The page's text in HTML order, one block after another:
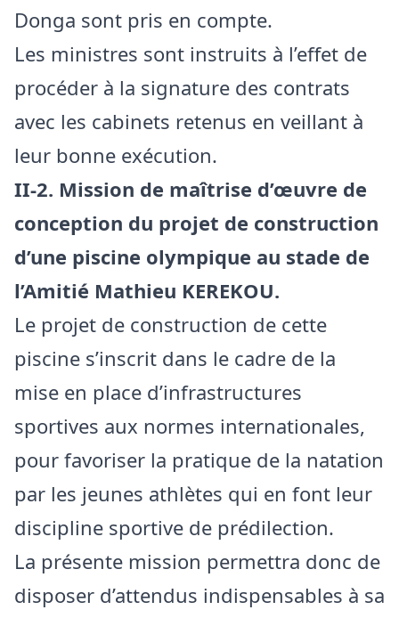
Donga sont pris en compte.
Les ministres sont instruits à l’effet de
procéder à la signature des contrats
avec les cabinets retenus en veillant à
leur bonne exécution.
II-2. Mission de maîtrise d’œuvre de
conception du projet de construction
d’une piscine olympique au stade de
l’Amitié Mathieu KEREKOU.
Le projet de construction de cette
piscine s’inscrit dans le cadre de la
mise en place d’infrastructures
sportives aux normes internationales,
pour favoriser la pratique de la natation
par les jeunes athlètes qui en font leur
discipline sportive de prédilection.
La présente mission permettra donc de
disposer d’attendus indispensables à sa